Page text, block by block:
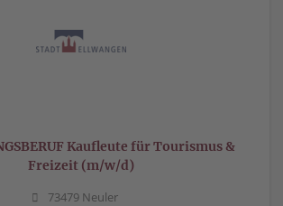
Kaufleute für Tourismus &
Freizeit (m/w/d)
73479 Neuler